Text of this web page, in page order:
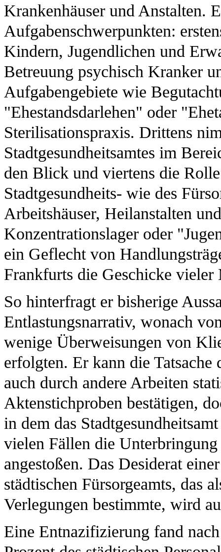
Krankenhäuser und Anstalten.
Aufgabenschwerpunkten:
Kindern, Jugendlichen und
Betreuung psychisch Kranker
Aufgabengebiete wie
"Ehestandsdarlehen" oder
Sterilisationspraxis. Drittens
Stadtgesundheitsamtes im
den Blick und viertens die
Stadtgesundheits- wie des
Arbeitshäuser, Heilanstalten
Konzentrationslager oder
ein Geflecht von
Frankfurts die Geschicke vieler
So hinterfragt er bisherige
Entlastungsnarrativ, wonach
wenige Überweisungen von
erfolgten. Er kann die
auch durch andere Arbeiten
Aktenstichproben bestätigen,
in dem das
vielen Fällen die
angestoßen. Das Desiderat
städtischen Fürsorgeamts, das
Verlegungen bestimmte, wird
Eine Entnazifizierung fand